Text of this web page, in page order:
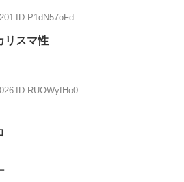
ID:P1dN57oFd
リスマ性
ID:RUOWyfHo0